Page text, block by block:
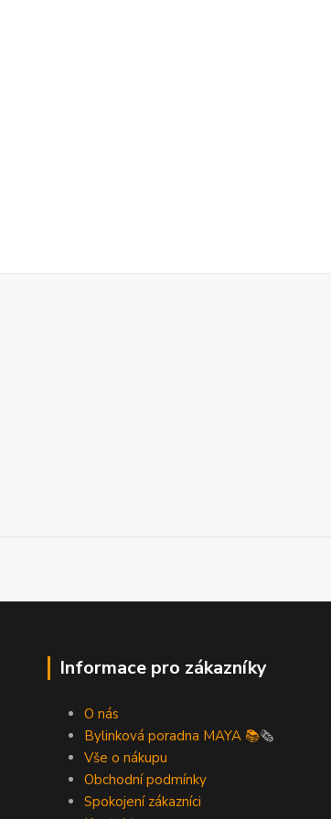
Informace pro zákazníky
O nás
Bylinková poradna MAYA 📚🗞️
Vše o nákupu
Obchodní podmínky
Spokojení zákazníci